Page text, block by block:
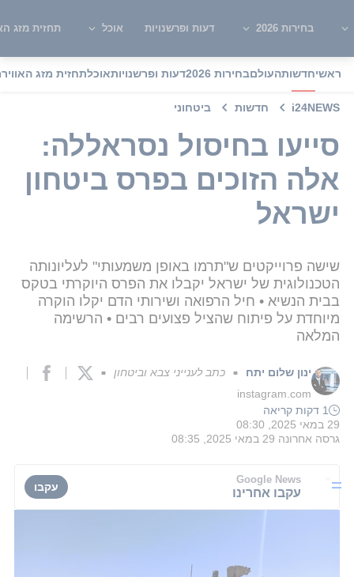
בחירות 2026 דעות ופרשנויות אוכל תחזית מזג
ראשיחדשותהעולםבחירות 2026 דעות ופרשנויותאוכלתחזית מזג האוויר
i24NEWS חדשות ביטחוני
סייעו בחיסול נסראללה:
אלה הזוכים בפרס ביטחון
ישראל
שישה פרוייקטים ש"תרמו באופן משמעותי" לעליונותה
הטכנולוגית של ישראל יקבלו את הפרס היוקרתי בטקס
בבית הנשיא • חיל הרפואה ושירותי הדם יקלו הוקרה
מיוחדת על פיתוח שהציל פצועים רבים • הרשימה
המלאה
ינון שלום יתח ■ כתב לענייני צבא וביטחון ■
instagram.com
1 דקות קריאה
29 במאי 2025, 08:30
גרסה אחרונה 29 במאי 2025, 08:35
Google News
עקבו אחרינו עקבו